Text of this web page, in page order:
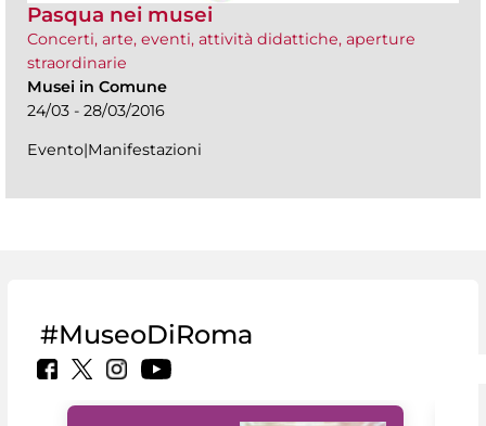
Pasqua nei musei
Concerti, arte, eventi, attività didattiche, aperture
straordinarie
Musei in Comune
24/03 - 28/03/2016
Evento|Manifestazioni
#MuseoDiRoma